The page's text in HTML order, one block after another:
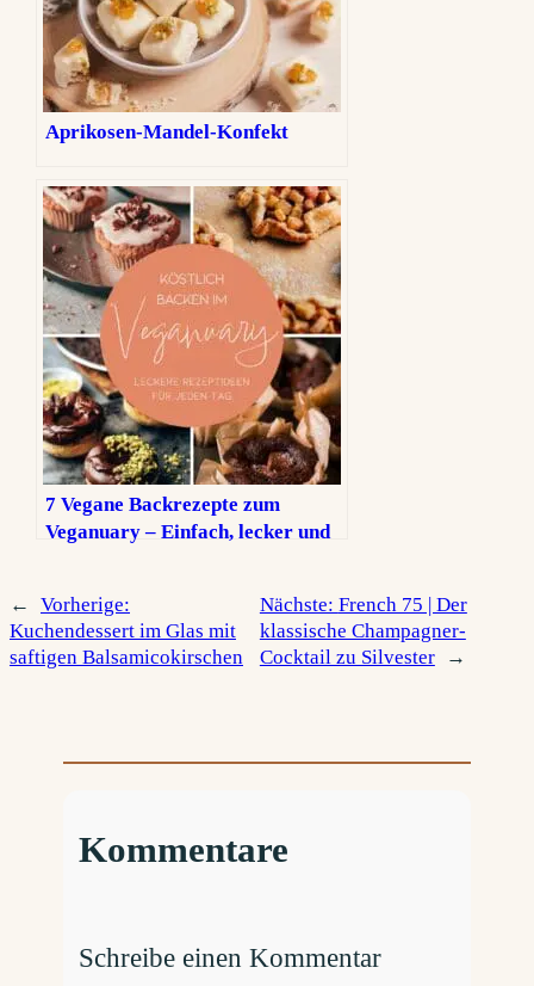
Aprikosen-Mandel-Konfekt
7 Vegane Backrezepte zum
Veganuary – Einfach, lecker und
←
Vorherige:
Kuchendessert im Glas mit
saftigen Balsamicokirschen
Nächste: French 75 | Der
klassische Champagner-
Cocktail zu Silvester
→
Kommentare
Schreibe einen Kommentar